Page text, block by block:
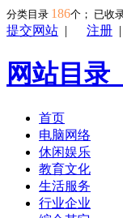
分类目录 186个； 已收
提交网站 | 注册
网站目录
首页
电脑网络
休闲娱乐
教育文化
生活服务
行业企业